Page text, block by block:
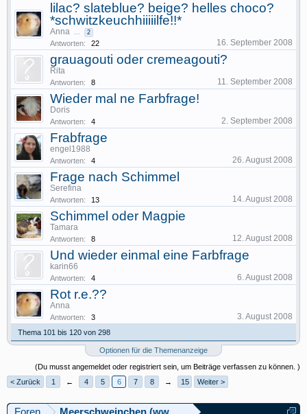
lilac? slateblue? beige? helles choco?
*schwitzkeuchhiiiiilfe!!*
Anna ... 2
Antworten: 22 16. September 2008
grauagouti oder cremeagouti?
Rita
Antworten: 8 11. September 2008
Wieder mal ne Farbfrage!
Doris
Antworten: 4 2. September 2008
Frabfrage
engel1988
Antworten: 4 26. August 2008
Frage nach Schimmel
Serefina
Antworten: 13 14. August 2008
Schimmel oder Magpie
Tamara
Antworten: 8 12. August 2008
Und wieder einmal eine Farbfrage
karin66
Antworten: 4 6. August 2008
Rot r.e.??
Anna
Antworten: 3 3. August 2008
Thema 101 bis 120 von 298
Optionen für die Themenanzeige
(Du musst angemeldet oder registriert sein, um Beiträge verfassen zu können. )
< Zurück
1 ← 4 5 6 7 8 → 15 Weiter >
Foren Meerschweinchen (www.meerschweinforum.ch)